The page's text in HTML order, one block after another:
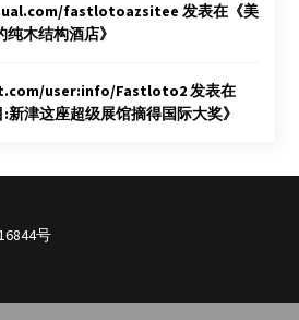
fastlotoazsitee 发表在《美
纯木结构酒店》
user:info/Fastloto2发表在
新津这座超级展馆摘得国际大奖》
号